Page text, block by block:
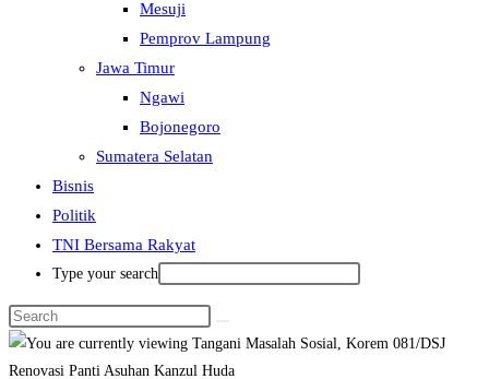
Mesuji
Pemprov Lampung
Jawa Timur
Ngawi
Bojonegoro
Sumatera Selatan
Bisnis
Politik
TNI Bersama Rakyat
Type your search